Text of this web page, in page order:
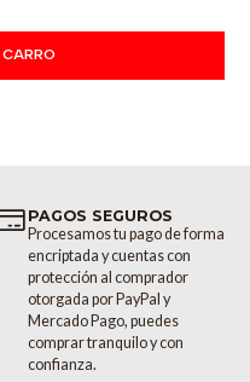
PAGOS SEGUROS
Procesamos tu pago de forma
encriptada y cuentas con
protección al comprador
otorgada por PayPal y
Mercado Pago, puedes
comprar tranquilo y con
confianza.